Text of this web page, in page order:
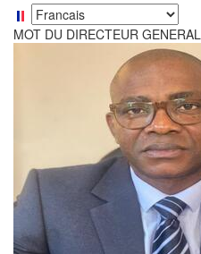
Select
your
language
MOT DU DIRECTEUR GENERAL